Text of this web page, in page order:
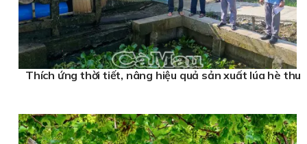
Thích ứng thời tiết, nâng hiệu quả sản xuất lúa hè thu